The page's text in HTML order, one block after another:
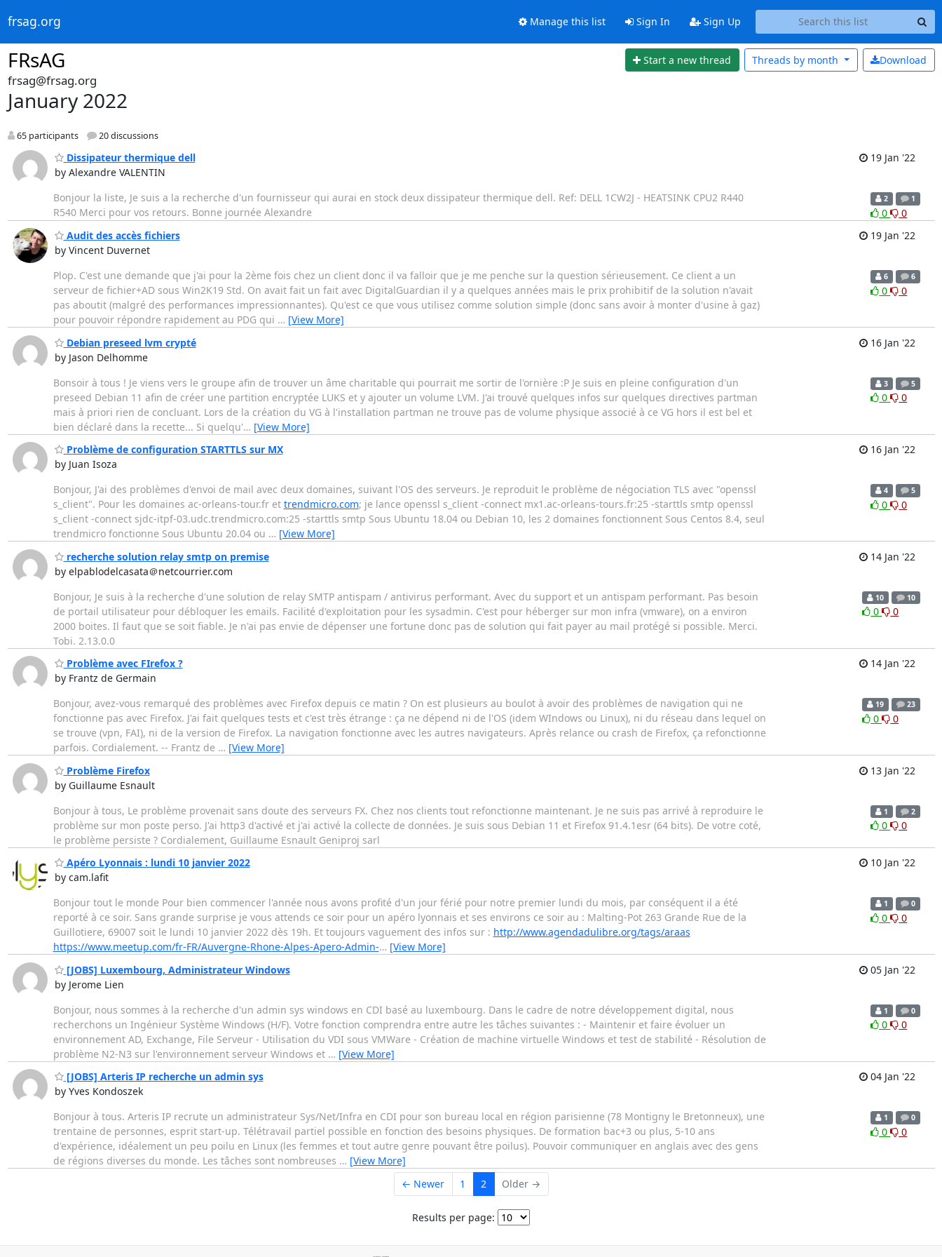
frsag.org Manage this list Sign In Sign Up
FRsAG Start a new thread Download
Threads by month
frsag@frsag.org
January 2022
65 participants 20 discussions
Dissipateur thermique dell
by Alexandre VALENTIN
19 Jan '22
Bonjour la liste, Je suis a la recherche d'un fournisseur qui aurai en stock deux dissipateur thermique dell. Ref: DELL 1CW2J - HEATSINK CPU2 R440
R540 Merci pour vos retours. Bonne journée Alexandre
2 1
0
0
Audit des accès fichiers
by Vincent Duvernet
19 Jan '22
Plop. C'est une demande que j'ai pour la 2ème fois chez un client donc il va falloir que je me penche sur la question sérieusement. Ce client a un
serveur de fichier+AD sous Win2K19 Std. On avait fait un fait avec DigitalGuardian il y a quelques années mais le prix prohibitif de la solution n'avait
pas aboutit (malgré des performances impressionnantes). Qu'est ce que vous utilisez comme solution simple (donc sans avoir à monter d'usine à gaz)
pour pouvoir répondre rapidement au PDG qui … [View More]
6 6
0 0
Debian preseed lvm crypté
by Jason Delhomme
16 Jan '22
Bonsoir à tous ! Je viens vers le groupe afin de trouver un âme charitable qui pourrait me sortir de l'ornière :P Je suis en pleine configuration d'un
preseed Debian 11 afin de créer une partition encryptée LUKS et y ajouter un volume LVM. J'ai trouvé quelques infos sur quelques directives partman
mais à priori rien de concluant. Lors de la création du VG à l'installation partman ne trouve pas de volume physique associé à ce VG hors il est bel et
bien déclaré dans la recette... Si quelqu'… [View More]
3 5
0 0
Problème de configuration STARTTLS sur MX
by Juan Isoza
16 Jan '22
Bonjour, J'ai des problèmes d'envoi de mail avec deux domaines, suivant l'OS des serveurs. Je reproduit le problème de négociation TLS avec "openssl
s_client". Pour les domaines ac-orleans-tour.fr et trendmicro.com; je lance openssl s_client -connect mx1.ac-orleans-tours.fr:25 -starttls smtp openssl
s_client -connect sjdc-itpf-03.udc.trendmicro.com:25 -starttls smtp Sous Ubuntu 18.04 ou Debian 10, les 2 domaines fonctionnent Sous Centos 8.4, seul
trendmicro fonctionne Sous Ubuntu 20.04 ou … [View More]
4 5
0 0
recherche solution relay smtp on premise
by elpablodelcasata＠netcourrier.com
14 Jan '22
Bonjour, Je suis à la recherche d'une solution de relay SMTP antispam / antivirus performant. Avec du support et un antispam performant. Pas besoin
de portail utilisateur pour débloquer les emails. Facilité d'exploitation pour les sysadmin. C'est pour héberger sur mon infra (vmware), on a environ
2000 boites. Il faut que se soit fiable. Je n'ai pas envie de dépenser une fortune donc pas de solution qui fait payer au mail protégé si possible. Merci.
Tobi. 2.13.0.0
10 10
0 0
Problème avec FIrefox ?
by Frantz de Germain
14 Jan '22
Bonjour, avez-vous remarqué des problèmes avec Firefox depuis ce matin ? On est plusieurs au boulot à avoir des problèmes de navigation qui ne
fonctionne pas avec Firefox. J'ai fait quelques tests et c'est très étrange : ça ne dépend ni de l'OS (idem WIndows ou Linux), ni du réseau dans lequel on
se trouve (vpn, FAI), ni de la version de Firefox. La navigation fonctionne avec les autres navigateurs. Après relance ou crash de Firefox, ça refonctionne
parfois. Cordialement. -- Frantz de … [View More]
19 23
0 0
Problème Firefox
by Guillaume Esnault
13 Jan '22
Bonjour à tous, Le problème provenait sans doute des serveurs FX. Chez nos clients tout refonctionne maintenant. Je ne suis pas arrivé à reproduire le
problème sur mon poste perso. J'ai http3 d'activé et j'ai activé la collecte de données. Je suis sous Debian 11 et Firefox 91.4.1esr (64 bits). De votre coté,
le problème persiste ? Cordialement, Guillaume Esnault Geniproj sarl
1 2
0 0
Apéro Lyonnais : lundi 10 janvier 2022
by cam.lafit
10 Jan '22
Bonjour tout le monde Pour bien commencer l'année nous avons profité d'un jour férié pour notre premier lundi du mois, par conséquent il a été
reporté à ce soir. Sans grande surprise je vous attends ce soir pour un apéro lyonnais et ses environs ce soir au : Malting-Pot 263 Grande Rue de la
Guillotiere, 69007 soit le lundi 10 janvier 2022 dès 19h. Et toujours vaguement des infos sur : http://www.agendadulibre.org/tags/araas
https://www.meetup.com/fr-FR/Auvergne-Rhone-Alpes-Apero-Admin-… [View More]
1 0
0 0
[JOBS] Luxembourg, Administrateur Windows
by Jerome Lien
05 Jan '22
Bonjour, nous sommes à la recherche d'un admin sys windows en CDI basé au luxembourg. Dans le cadre de notre développement digital, nous
recherchons un Ingénieur Système Windows (H/F). Votre fonction comprendra entre autre les tâches suivantes : - Maintenir et faire évoluer un
environnement AD, Exchange, File Serveur - Utilisation du VDI sous VMWare - Création de machine virtuelle Windows et test de stabilité - Résolution de
problème N2-N3 sur l'environnement serveur Windows et … [View More]
1 0
0 0
[JOBS] Arteris IP recherche un admin sys
by Yves Kondoszek
04 Jan '22
Bonjour à tous. Arteris IP recrute un administrateur Sys/Net/Infra en CDI pour son bureau local en région parisienne (78 Montigny le Bretonneux), une
trentaine de personnes, esprit start-up. Télétravail partiel possible en fonction des besoins physiques. De formation bac+3 ou plus, 5-10 ans
d'expérience, idéalement un peu poilu en Linux (les femmes et tout autre genre pouvant être poilus). Pouvoir communiquer en anglais avec des gens
de régions diverses du monde. Les tâches sont nombreuses … [View More]
1 0
0 0
← Newer 1 2 Older →
Results per page: